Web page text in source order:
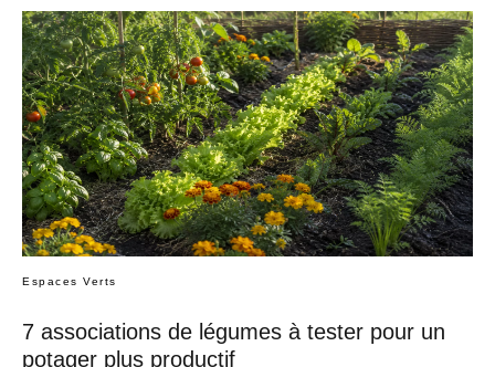
Espaces Verts
7 associations de légumes à tester pour un
potager plus productif